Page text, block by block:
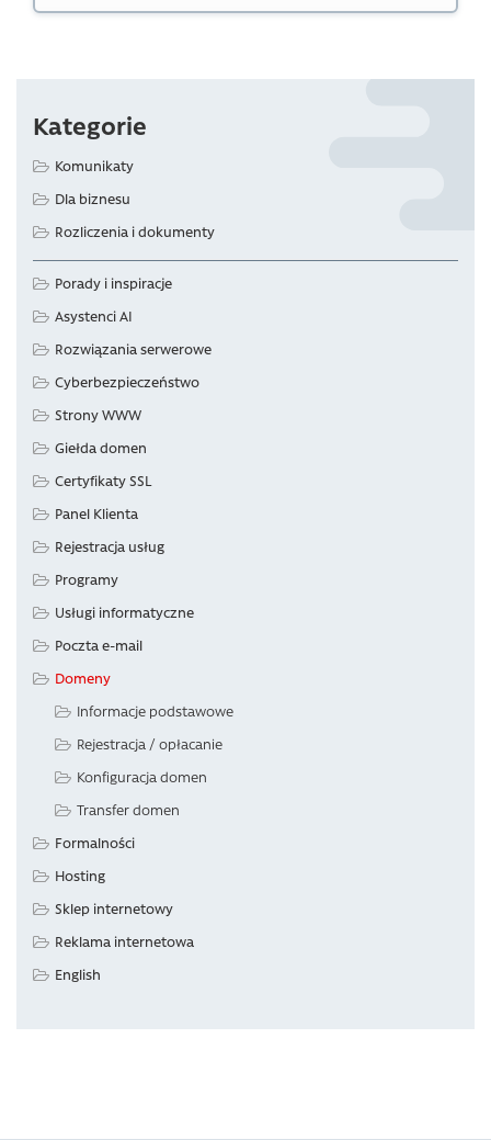
Kategorie
Komunikaty
Dla biznesu
Rozliczenia i dokumenty
Porady i inspiracje
Asystenci AI
Rozwiązania serwerowe
Cyberbezpieczeństwo
Strony WWW
Giełda domen
Certyfikaty SSL
Panel Klienta
Rejestracja usług
Programy
Usługi informatyczne
Poczta e-mail
Domeny
Informacje podstawowe
Rejestracja / opłacanie
Konfiguracja domen
Transfer domen
Formalności
Hosting
Sklep internetowy
Reklama internetowa
English